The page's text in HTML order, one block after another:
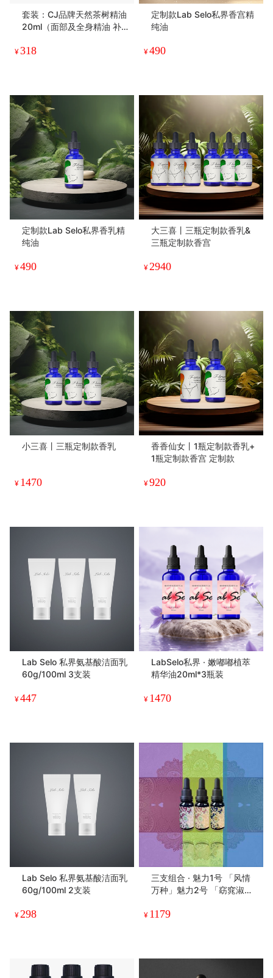
套装：CJ品牌天然茶树精油
20ml（面部及全身精油 补
¥318
定制款Lab Selo私界香宫精
纯油
¥490
定制款Lab Selo私界香乳精
纯油
¥490
大三喜丨三瓶定制款香乳&
三瓶定制款香宫
¥2940
小三喜丨三瓶定制款香乳
¥ 1470
香香仙女丨1瓶定制款香乳+
1瓶定制款香宫 定制款
¥920
Lab Selo 私界氨基酸洁面乳
60g/100ml 3支装
¥447
LabSelo私界 · 嫩嘟嘟植萃
精华油20ml*3瓶装
¥ 1470
Lab Selo 私界氨基酸洁面乳
60g/100ml 2支装
¥298
三支组合 · 魅力1号 「风情
万种」魅力2号 「窈窕淑
pa留香按摩精纯油定制款丨
¥ 1179